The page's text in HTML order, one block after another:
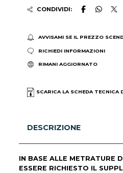
CONDIVIDI:
AVVISAMI SE IL PREZZO
RICHIEDI INFORMAZIONI
RIMANI AGGIORNATO
SCARICA LA SCHEDA TECNICA
DESCRIZIONE
IN BASE ALLE METRATURE
ESSERE RICHIESTO IL